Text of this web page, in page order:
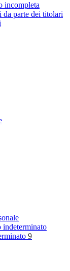
incompleta
da parte dei titolari
indeterminato
9